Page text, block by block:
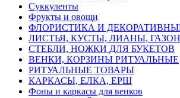
Суккуленты
Фрукты и овощи
ФЛОРИСТИКА И
ЛИСТЬЯ, КУСТЫ, ЛИАНЫ,
СТЕБЛИ, НОЖКИ ДЛЯ БУКЕТОВ
ВЕНКИ, КОРЗИНЫ РИТУАЛЬНЫЕ
РИТУАЛЬНЫЕ ТОВАРЫ
КАРКАСЫ, ЕЛКА, ЕРШ
Фоны и каркасы для венков